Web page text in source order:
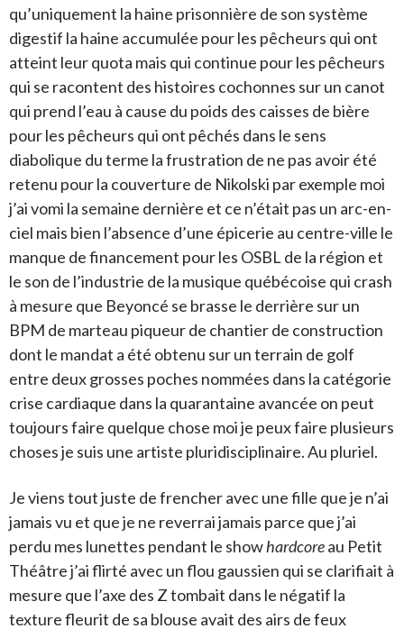
qu’uniquement la haine prisonnière de son système
digestif la haine accumulée pour les pêcheurs qui ont
atteint leur quota mais qui continue pour les pêcheurs
qui se racontent des histoires cochonnes sur un canot
qui prend l’eau à cause du poids des caisses de bière
pour les pêcheurs qui ont pêchés dans le sens
diabolique du terme la frustration de ne pas avoir été
retenu pour la couverture de Nikolski par exemple moi
j’ai vomi la semaine dernière et ce n’était pas un arc-en-
ciel mais bien l’absence d’une épicerie au centre-ville le
manque de financement pour les OSBL de la région et
le son de l’industrie de la musique québécoise qui crash
à mesure que Beyoncé se brasse le derrière sur un
BPM de marteau piqueur de chantier de construction
dont le mandat a été obtenu sur un terrain de golf
entre deux grosses poches nommées dans la catégorie
crise cardiaque dans la quarantaine avancée on peut
toujours faire quelque chose moi je peux faire plusieurs
choses je suis une artiste pluridisciplinaire. Au pluriel.
Je viens tout juste de frencher avec une fille que je n’ai
jamais vu et que je ne reverrai jamais parce que j’ai
perdu mes lunettes pendant le showhardcoreau Petit
Théâtre j’ai flirté avec un flou gaussien qui se clarifiait à
mesure que l’axe des Z tombait dans le négatif la
texture fleurit de sa blouse avait des airs de feux